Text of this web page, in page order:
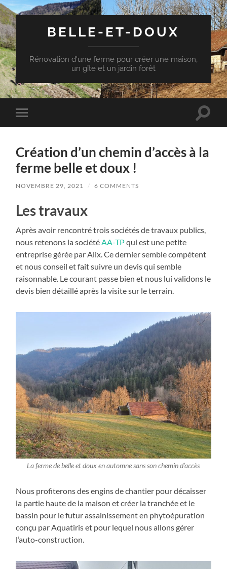
BELLE-ET-DOUX
Rénovation d'une ferme pour créer une maison,
un gîte et un jardin forêt
Toggle
mobile
Toggle
Création d’un chemin d’accès à la
ferme belle et doux !
NOVEMBRE 29, 2021 / 6 COMMENTS
Les travaux
Après avoir rencontré trois sociétés de travaux publics,
nous retenons la société AA-TPqui est une petite
entreprise gérée par Alix. Ce dernier semble compétent
et nous conseil et fait suivre un devis qui semble
raisonnable. Le courant passe bien et nous lui validons le
devis bien détaillé après la visite sur le terrain.
La ferme de belle et doux en automne sans son chemin d’accès
Nous profiterons des engins de chantier pour décaisser
la partie haute de la maison et créer la tranchée et le
bassin pour le futur assainissement en phytoépuration
conçu par Aquatiris et pour lequel nous allons gérer
l’auto-construction.